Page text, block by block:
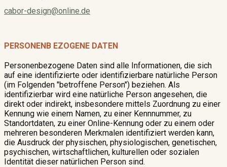
cabor-design@online.de
PERSONENB EZOGENE DATEN
Personenbezogene Daten sind alle Informationen, die sich
auf eine identifizierte oder identifizierbare natürliche Person
(im Folgenden "betroffene Person") beziehen. Als
identifizierbar wird eine natürliche Person angesehen, die
direkt oder indirekt, insbesondere mittels Zuordnung zu einer
Kennung wie einem Namen, zu einer Kennnummer, zu
Standortdaten, zu einer Online-Kennung oder zu einem oder
mehreren besonderen Merkmalen identifiziert werden kann,
die Ausdruck der physischen, physiologischen, genetischen,
psychischen, wirtschaftlichen, kulturellen oder sozialen
Identität dieser natürlichen Person sind.